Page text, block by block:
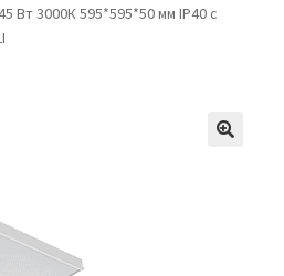
Вт 3000К 595*595*50 мм IP40 с